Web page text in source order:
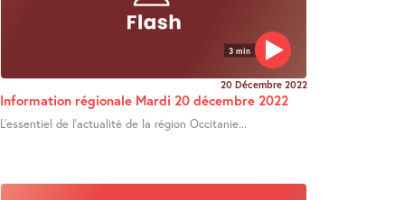
3 min
20 Décembre 2022
Information régionale Mardi 20 décembre 2022
L’essentiel de l’actualité de la région Occitanie...